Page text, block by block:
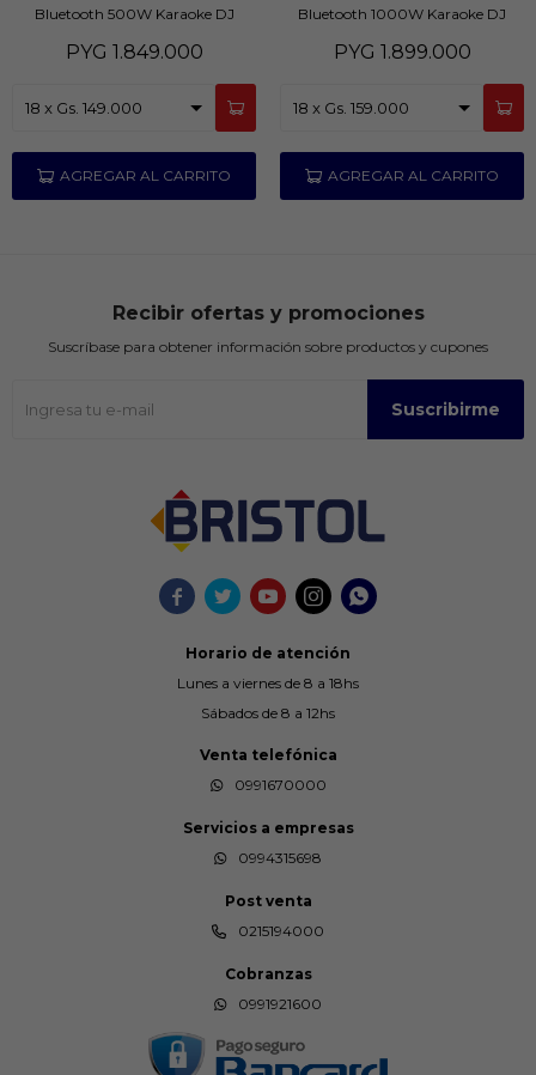
Bluetooth 500W Karaoke DJ
PYG 1.849.000
Bluetooth 1000W Karaoke DJ
PYG 1.899.000
    
Horario de atención
Lunes a viernes de 8 a 18hs
Sábados de 8 a 12hs
Venta telefónica
0991670000
Servicios a empresas
0994315698
Post venta
0215194000
Cobranzas
0991921600
Recibir ofertas y promociones
Suscríbase para obtener información sobre productos y cupones
Suscribirme